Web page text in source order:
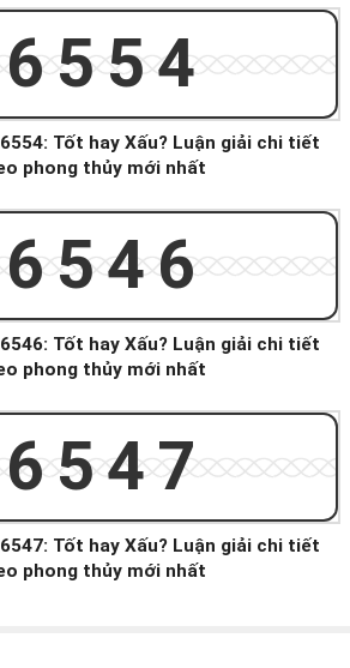
Tốt hay Xấu? Luận giải chi tiết
phong thủy mới nhất
Tốt hay Xấu? Luận giải chi tiết
phong thủy mới nhất
Tốt hay Xấu? Luận giải chi tiết
phong thủy mới nhất